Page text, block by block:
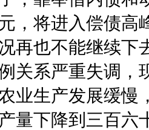
，将进入偿债高
再也不能继续下
系严重失调，
业生产发展缓慢
量下降到三百六